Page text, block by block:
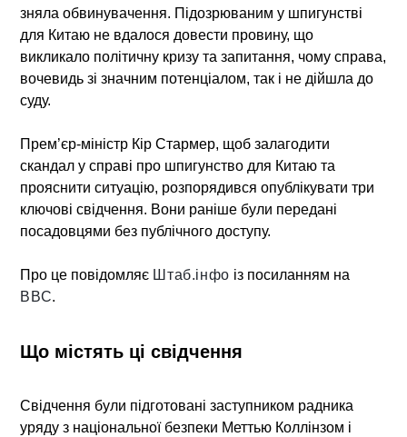
зняла обвинувачення. Підозрюваним у шпигунстві
для Китаю не вдалося довести провину, що
викликало політичну кризу та запитання, чому справа,
вочевидь зі значним потенціалом, так і не дійшла до
суду.
Прем’єр-міністр Кір Стармер, щоб залагодити
скандал у справі про шпигунство для Китаю та
прояснити ситуацію, розпорядився опублікувати три
ключові свідчення. Вони раніше були передані
посадовцями без публічного доступу.
Про це повідомляє Штаб.інфо із посиланням на
ВВС.
Що містять ці свідчення
Свідчення були підготовані заступником радника
уряду з національної безпеки Меттью Коллінзом і